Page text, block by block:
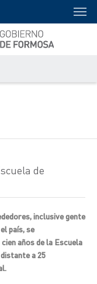
de
inclusive gente
país, se
años de la Escuela
a 25